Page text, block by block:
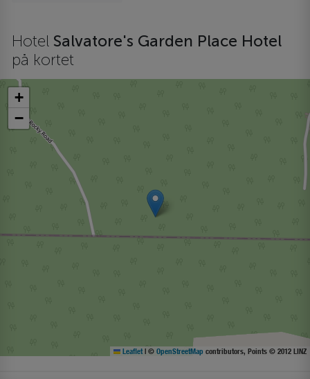
Hotel Salvatore's Garden Place Hotel
på kortet
+
−
Leaflet | © OpenStreetMap contributors, Points © 2012 LINZ